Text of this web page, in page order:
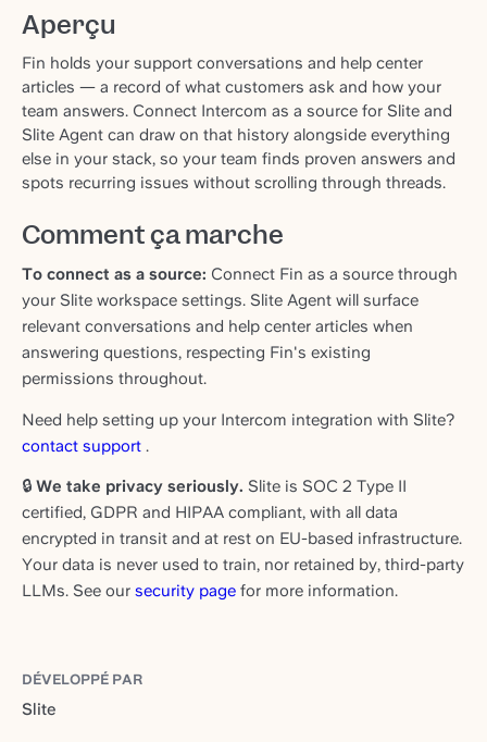
Aperçu
Fin holds your support conversations and help center
articles — a record of what customers ask and how your
team answers. Connect Intercom as a source for Slite and
Slite Agent can draw on that history alongside everything
else in your stack, so your team finds proven answers and
spots recurring issues without scrolling through threads.
Comment ça marche
To connect as a source: Connect Fin as a source through
your Slite workspace settings. Slite Agent will surface
relevant conversations and help center articles when
answering questions, respecting Fin's existing
permissions throughout.
Need help setting up your Intercom integration with Slite?
contact support .
🔒 We take privacy seriously. Slite is SOC 2 Type II
certified, GDPR and HIPAA compliant, with all data
encrypted in transit and at rest on EU-based infrastructure.
Your data is never used to train, nor retained by, third-party
LLMs. See our security page for more information.
DÉVELOPPÉ PAR
Slite